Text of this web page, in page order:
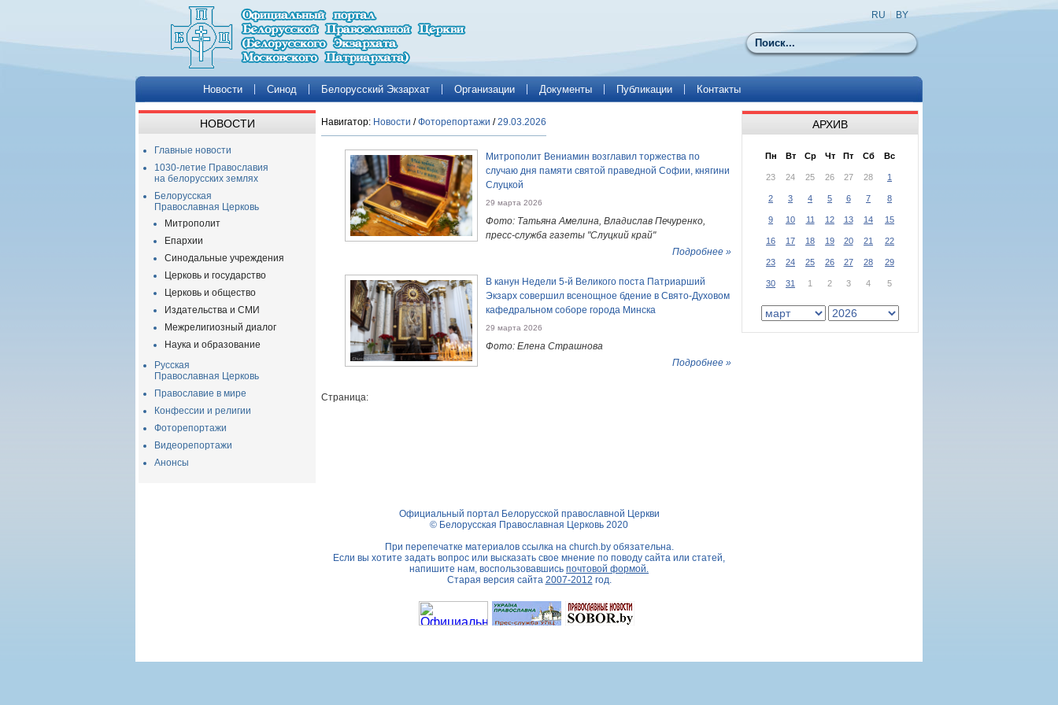
Поиск
RU BY
Новости Синод Белорусский Экзархат Организации Документы Публикации Контакты
НОВОСТИ
Главные новости
1030-летие Православия
на белорусских землях
Белорусская
Православная Церковь
Митрополит
Епархии
Синодальные учреждения
Церковь и государство
Церковь и общество
Издательства и СМИ
Межрелигиозный диалог
Наука и образование
Русская
Православная Церковь
Православие в мире
Конфессии и религии
Фоторепортажи
Видеорепортажи
Анонсы
Навигатор: Новости /Фоторепортажи /29.03.2026
Митрополит Вениамин возглавил торжества по
случаю дня памяти святой праведной Софии, княгини
Слуцкой
29 марта 2026
Фото: Татьяна Амелина, Владислав Печуренко,
пресс-служба газеты "Слуцкий край"
Подробнее »
В канун Недели 5-й Великого поста Патриарший
Экзарх совершил всенощное бдение в Свято-Духовом
кафедральном соборе города Минска
29 марта 2026
Фото: Елена Страшнова
Подробнее »
Страница:
АРХИВ
Пн Вт Ср Чт Пт Сб Вс
23 24 25 26 27 28 1
2 3 4 5 6 7 8
9 10 11 12 13 14 15
16 17 18 19 20 21 22
23 24 25 26 27 28 29
30 31 1 2 3 4 5
Официальный портал Белорусской православной Церкви
© Белорусская Православная Церковь 2020
При перепечатке материалов ссылка на church.byобязательна.
Если вы хотите задать вопрос или высказать свое мнение по поводу сайта или статей,
напишите нам, воспользовавшись почтовой формой.
Старая версия сайта 2007-2012 год.